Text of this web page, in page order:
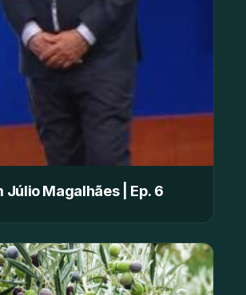
Júlio Magalhães | Ep. 6